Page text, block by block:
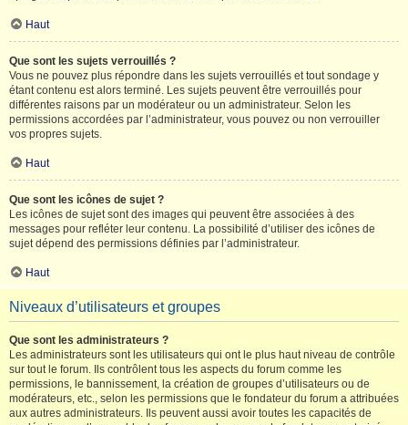
Haut
Que sont les sujets verrouillés ?
Vous ne pouvez plus répondre dans les sujets verrouillés et tout sondage y
étant contenu est alors terminé. Les sujets peuvent être verrouillés pour
différentes raisons par un modérateur ou un administrateur. Selon les
permissions accordées par l’administrateur, vous pouvez ou non verrouiller
vos propres sujets.
Haut
Que sont les icônes de sujet ?
Les icônes de sujet sont des images qui peuvent être associées à des
messages pour refléter leur contenu. La possibilité d’utiliser des icônes de
sujet dépend des permissions définies par l’administrateur.
Haut
Niveaux d’utilisateurs et groupes
Que sont les administrateurs ?
Les administrateurs sont les utilisateurs qui ont le plus haut niveau de contrôle
sur tout le forum. Ils contrôlent tous les aspects du forum comme les
permissions, le bannissement, la création de groupes d’utilisateurs ou de
modérateurs, etc., selon les permissions que le fondateur du forum a attribuées
aux autres administrateurs. Ils peuvent aussi avoir toutes les capacités de